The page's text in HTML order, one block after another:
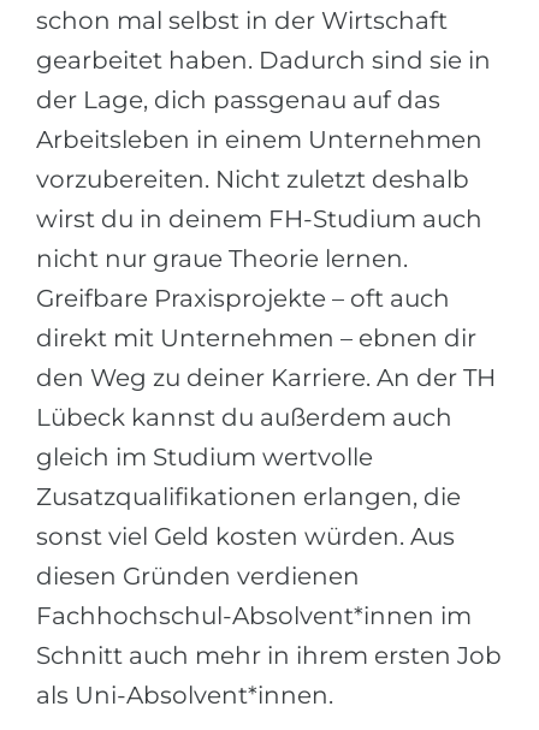
schon mal selbst in der Wirtschaft
gearbeitet haben. Dadurch sind sie in
der Lage, dich passgenau auf das
Arbeitsleben in einem Unternehmen
vorzubereiten. Nicht zuletzt deshalb
wirst du in deinem FH-Studium auch
nicht nur graue Theorie lernen.
Greifbare Praxisprojekte – oft auch
direkt mit Unternehmen – ebnen dir
den Weg zu deiner Karriere. An der TH
Lübeck kannst du außerdem auch
gleich im Studium wertvolle
Zusatzqualifikationen erlangen, die
sonst viel Geld kosten würden. Aus
diesen Gründen verdienen
Fachhochschul-Absolvent*innen im
Schnitt auch mehr in ihrem ersten Job
als Uni-Absolvent*innen.